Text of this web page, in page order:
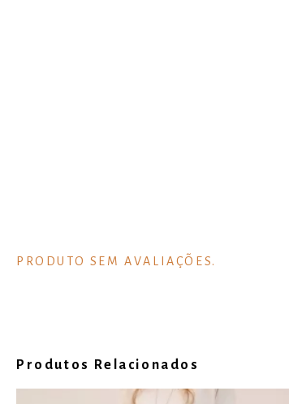
Produtos Relacionados